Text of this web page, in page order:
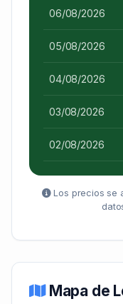
06/08/2026
05/08/2026
04/08/2026
03/08/2026
02/08/2026
Los precios se
Mapa de